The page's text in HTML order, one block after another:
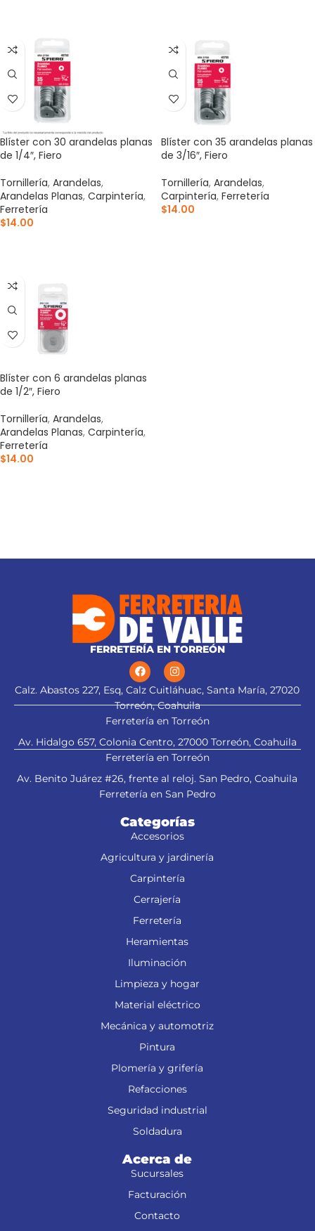
Blíster con 30 arandelas planas
de 1/4″, Fiero
Tornillería, Arandelas,
Arandelas Planas, Carpintería,
Ferretería
$14.00
Blíster con 35 arandelas planas
de 3/16″, Fiero
Tornillería, Arandelas,
Carpintería, Ferretería
$14.00
Blíster con 6 arandelas planas
de 1/2″, Fiero
Tornillería, Arandelas,
Arandelas Planas, Carpintería,
Ferretería
$14.00
FERRETERÍA EN TORREÓN
Calz. Abastos 227, Esq, Calz Cuitláhuac, Santa María, 27020
Torreón, Coahuila
Ferretería en Torreón
Av. Hidalgo 657, Colonia Centro, 27000 Torreón, Coahuila
Ferretería en Torreón
Av. Benito Juárez #26, frente al reloj. San Pedro, Coahuila
Ferretería en San Pedro
Categorías
Accesorios
Agricultura y jardinería
Carpintería
Cerrajería
Ferretería
Heramientas
Iluminación
Limpieza y hogar
Material eléctrico
Mecánica y automotriz
Pintura
Plomería y grifería
Refacciones
Seguridad industrial
Soldadura
Acerca de
Sucursales
Facturación
Contacto